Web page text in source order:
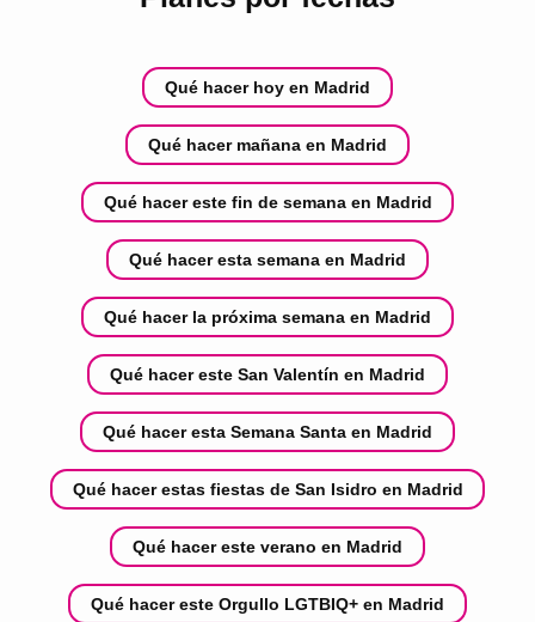
Qué hacer hoy en Madrid
Qué hacer mañana en Madrid
Qué hacer este fin de semana en Madrid
Qué hacer esta semana en Madrid
Qué hacer la próxima semana en Madrid
Qué hacer este San Valentín en Madrid
Qué hacer esta Semana Santa en Madrid
Qué hacer estas fiestas de San Isidro en Madrid
Qué hacer este verano en Madrid
Qué hacer este Orgullo LGTBIQ+ en Madrid